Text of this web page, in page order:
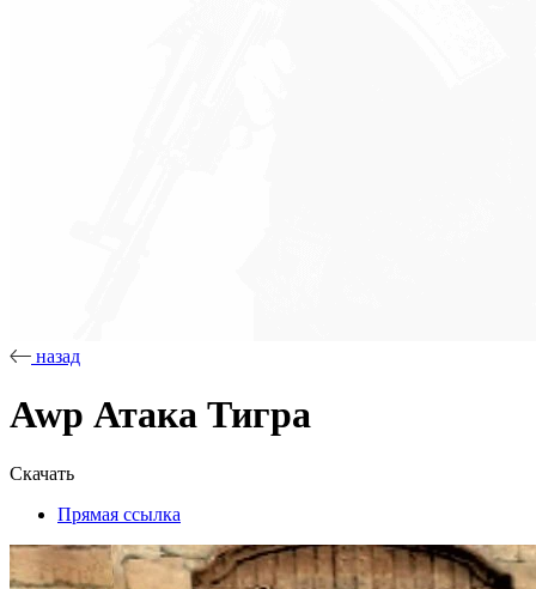
назад
Awp Атака Тигра
Скачать
Прямая ссылка